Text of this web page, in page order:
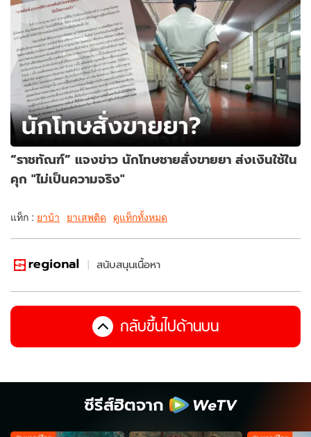
“ราชทัณฑ์” แจงข่าว นักโทษชายสั่งขายยา ส่งเงินใช้ใน
คุก "ไม่เป็นความจริง"
แท็ก : ยาบ้า ยาเสพติด ดูแท็กทั้งหมด
สนับสนุนเนื้อหา
กลับขึ้นไปด้านบน
ซีรีส์ฮิตจาก